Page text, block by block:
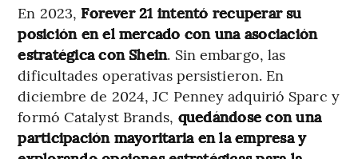
En 2023, Forever 21 intentó recuperar su
posición en el mercado con una asociación
estratégica con Shein. Sin embargo, las
dificultades operativas persistieron. En
diciembre de 2024, JC Penney adquirió Sparc y
formó Catalyst Brands, quedándose con una
participación mayoritaria en la empresa y